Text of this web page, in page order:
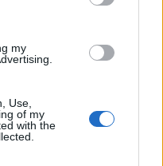
my
Use,
of my
with the